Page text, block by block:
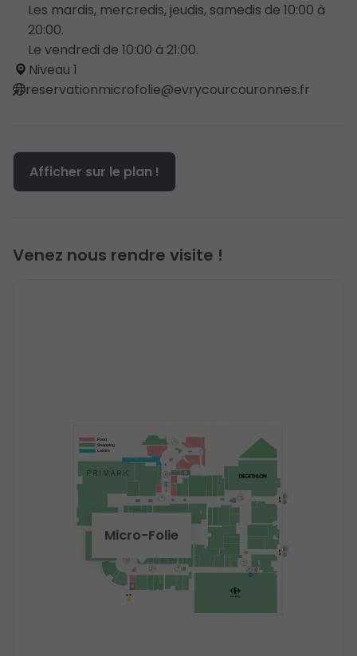
Les mardis, mercredis, jeudis, samedis de 10:00 à
20:00.
Le vendredi de 10:00 à 21:00.
Niveau 1
reservationmicrofolie@evrycourcouronnes.fr
Afficher sur le plan !
Venez nous rendre visite !
Food
Shopping
Loisirs
Micro-Folie